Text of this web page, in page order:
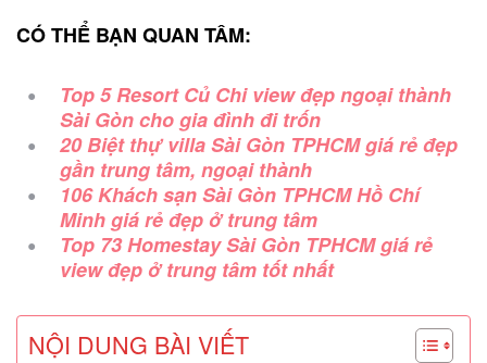
CÓ THỂ BẠN QUAN TÂM:
Top 5 Resort Củ Chi view đẹp ngoại thành
Sài Gòn cho gia đình đi trốn
20 Biệt thự villa Sài Gòn TPHCM giá rẻ đẹp
gần trung tâm, ngoại thành
106 Khách sạn Sài Gòn TPHCM Hồ Chí
Minh giá rẻ đẹp ở trung tâm
Top 73 Homestay Sài Gòn TPHCM giá rẻ
view đẹp ở trung tâm tốt nhất
NỘI DUNG BÀI VIẾT